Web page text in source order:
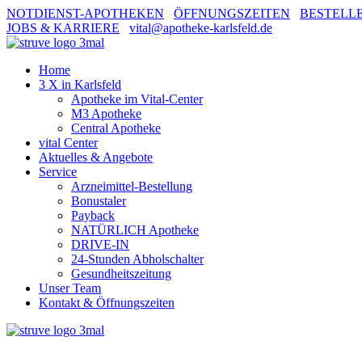
NOTDIENST-APOTHEKEN ÖFFNUNGSZEITEN
JOBS & KARRIERE
vital@apotheke-karlsfeld.de
Home
3 X in Karlsfeld
Apotheke im Vital-Center
M3 Apotheke
Central Apotheke
vital Center
Aktuelles & Angebote
Service
Arzneimittel-Bestellung
Bonustaler
Payback
NATÜRLICH Apotheke
DRIVE-IN
24-Stunden Abholschalter
Gesundheitszeitung
Unser Team
Kontakt & Öffnungszeiten